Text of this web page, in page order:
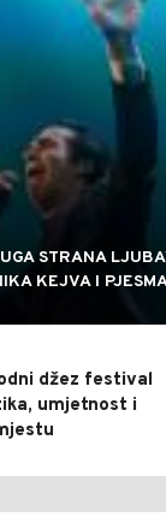
STRANA
KEJVA I
džez festival
umjetnost i